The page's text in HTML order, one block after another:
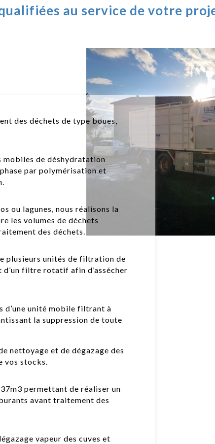
au service de votre
des déchets de type boues,
mobiles de déshydratation
par polymérisation et
ou lagunes, nous réalisons la
les volumes de déchets
des déchets.
plusieurs unités de filtration de
filtre rotatif afin d’assécher
d’une unité mobile filtrant à
la suppression de toute
nettoyage et de dégazage des
vos stocks.
permettant de réaliser un
avant traitement des
vapeur des cuves et